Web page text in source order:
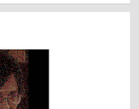
c
h
i
s
t